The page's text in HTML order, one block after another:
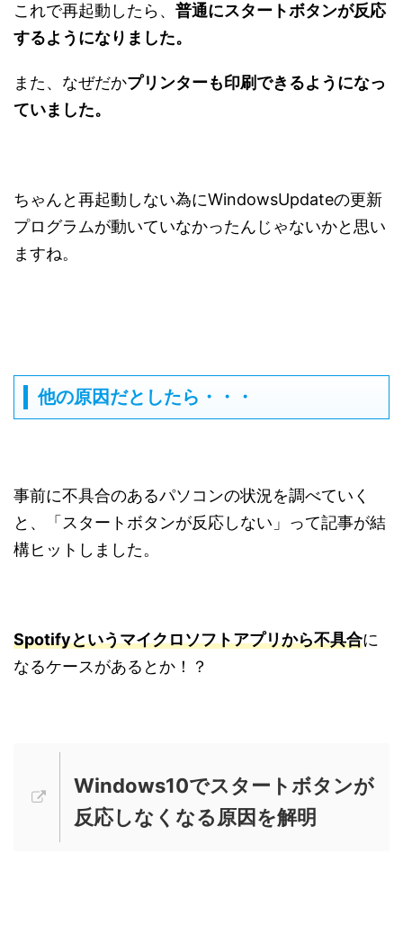
これで再起動したら、 普通にスタートボタンが反応
するようになりました。
また、なぜだかプリンターも印刷できるようになっ
ていました。
ちゃんと再起動しない為にWindowsUpdateの更新
プログラムが動いていなかったんじゃないかと思い
ますね。
他の原因だとしたら・・・
事前に不具合のあるパソコンの状況を調べていく
と、「スタートボタンが反応しない」って記事が結
構ヒットしました。
Spotifyというマイクロソフトアプリから不具合に
なるケースがあるとか！？
Windows10でスタートボタンが
反応しなくなる原因を解明